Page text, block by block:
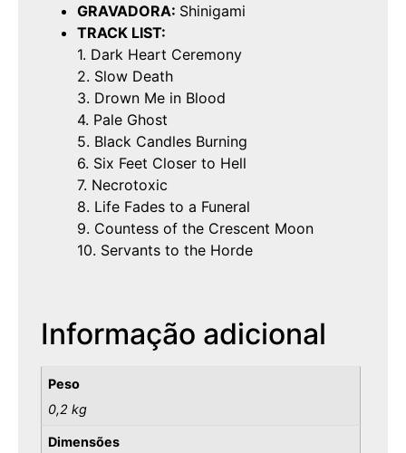
GRAVADORA: Shinigami
TRACK LIST:
1. Dark Heart Ceremony
2. Slow Death
3. Drown Me in Blood
4. Pale Ghost
5. Black Candles Burning
6. Six Feet Closer to Hell
7. Necrotoxic
8. Life Fades to a Funeral
9. Countess of the Crescent Moon
10. Servants to the Horde
Informação adicional
Peso
0,2 kg
Dimensões